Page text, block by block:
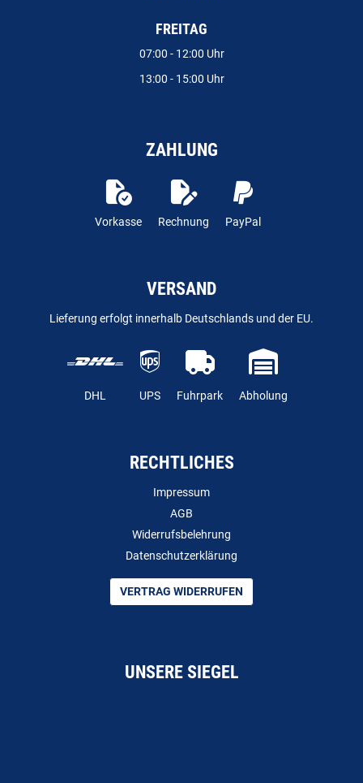
FREITAG
07:00 - 12:00 Uhr
13:00 - 15:00 Uhr
ZAHLUNG
Vorkasse Rechnung PayPal
VERSAND
Lieferung erfolgt innerhalb Deutschlands und der EU.
DHL UPS Fuhrpark Abholung
RECHTLICHES
Impressum
AGB
Widerrufsbelehrung
Datenschutzerklärung
VERTRAG WIDERRUFEN
UNSERE SIEGEL